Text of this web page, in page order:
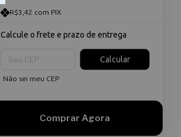
R$3,42 com PIX
Calcule o frete e prazo de entrega
Calcular
Não sei meu CEP